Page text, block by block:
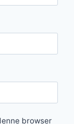
browser